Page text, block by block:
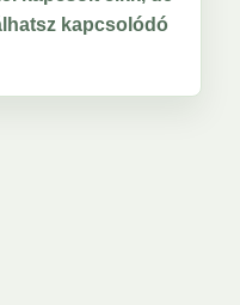
kapcsolódó